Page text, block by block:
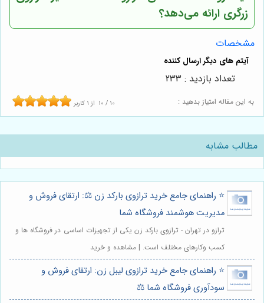
زرگری ارائه می‌دهد؟
مشخصات
به این مقاله امتیاز بدهید : 10 / 10 از 1 کاربر
تعداد بازدید : 233
مطالب مشابه
⭐️ راهنمای جامع خرید ترازوی بارکد زن ⚖️: ارتقای فروش و
مدیریت هوشمند فروشگاه شما
ترازو در تهران - ترازوی بارکد زن یکی از تجهیزات اساسی در فروشگاه ها و
کسب وکارهای مختلف است. | مشاهده و خرید
⭐️ راهنمای جامع خرید ترازوی لیبل زن: ارتقای فروش و
سودآوری فروشگاه شما ⚖️